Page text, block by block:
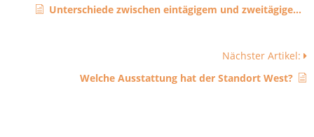
Unterschiede zwischen eintägigem und zweitägigem Grundkurs
Nächster Artikel:
Welche Ausstattung hat der Standort West?